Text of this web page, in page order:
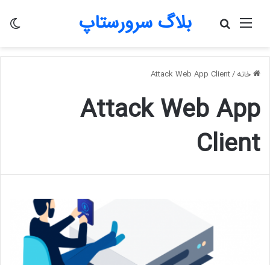
بلاگ سرورستاپ منو
جستجو
خانه /
Attack Web App Client
Attack Web App
Client